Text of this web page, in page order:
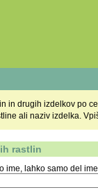
in drugih izdelkov po
ali naziv izdelka.
rastlin
ime, lahko samo del